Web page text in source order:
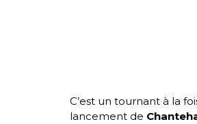
C’est un tournant à la
lancement de